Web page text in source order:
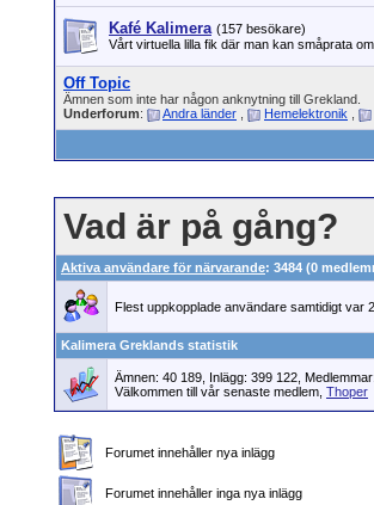
Kafé Kalimera (157 besökare)
Vårt virtuella lilla fik där man kan småprata
Off Topic
Ämnen som inte har någon anknytning till Grekland.
Underforum: Andra länder Hemelektronik
Vad är på gång?
Aktiva användare för närvarande: 3484 (0
Flest uppkopplade användare samtidigt var
Kalimera Greklands statistik
Ämnen: 40 189, Inlägg: 399 122,
Välkommen till vår senaste medlem, Thoper
Forumet innehåller nya inlägg
Forumet innehåller inga nya inlägg